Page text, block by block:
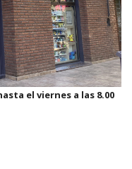
el viernes a las 8.00